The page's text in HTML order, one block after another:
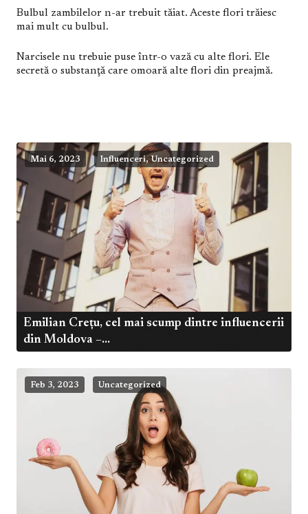
Bulbul zambilelor n-ar trebuit tăiat. Aceste flori trăiesc
mai mult cu bulbul.
Narcisele nu trebuie puse într-o vază cu alte flori. Ele
secretă o substanţă care omoară alte flori din preajmă.
Mai 6, 2023 Influenceri,Uncategorized
Emilian Crețu, cel mai scump dintre influencerii
din Moldova –...
Feb 3, 2023 Uncategorized